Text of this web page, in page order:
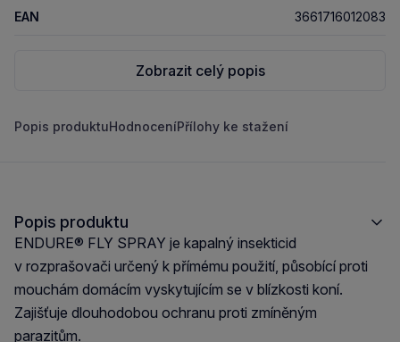
EAN 3661716012083
Zobrazit celý popis
Popis produktuHodnoceníPřílohy ke stažení
Popis produktu
ENDURE® FLY SPRAY je kapalný insekticid
v rozprašovači určený k přímému použití, působící proti
mouchám domácím vyskytujícím se v blízkosti koní.
Zajišťuje dlouhodobou ochranu proti zmíněným
parazitům.